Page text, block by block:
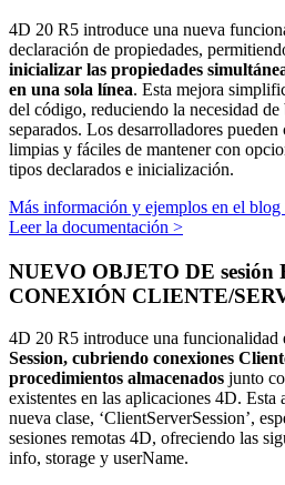
4D 20 R5 introduce una nueva
declaración de propiedades,
inicializar las propiedades
en una sola línea. Esta mejora
del código, reduciendo la necesidad
separados. Los desarrolladores pueden
limpias y fáciles de mantener con
tipos declarados e inicialización.
Más información y ejemplos en el blog
Leer la documentación >
NUEVO OBJETO DE
CONEXIÓN CLIENTE/
4D 20 R5 introduce una funcionalidad
Session, cubriendo conexiones
procedimientos almacenados junto
existentes en las aplicaciones 4D.
nueva clase, ‘ClientServerSession’,
sesiones remotas 4D, ofreciendo las
info, storage y userName.